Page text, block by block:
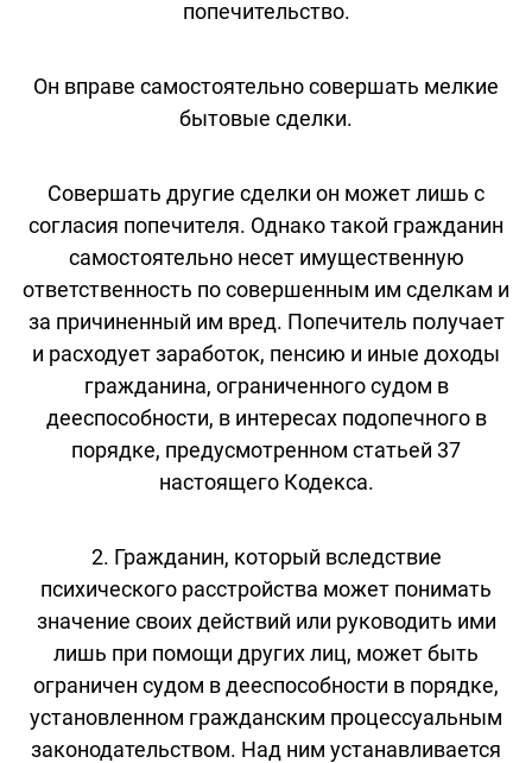
попечительство.
Он вправе самостоятельно совершать мелкие
бытовые сделки.
Совершать другие сделки он может лишь с
согласия попечителя. Однако такой гражданин
самостоятельно несет имущественную
ответственность по совершенным им сделкам и
за причиненный им вред. Попечитель получает
и расходует заработок, пенсию и иные доходы
гражданина, ограниченного судом в
дееспособности, в интересах подопечного в
порядке, предусмотренном статьей 37
настоящего Кодекса.
2. Гражданин, который вследствие
психического расстройства может понимать
значение своих действий или руководить ими
лишь при помощи других лиц, может быть
ограничен судом в дееспособности в порядке,
установленном гражданским процессуальным
законодательством. Над ним устанавливается